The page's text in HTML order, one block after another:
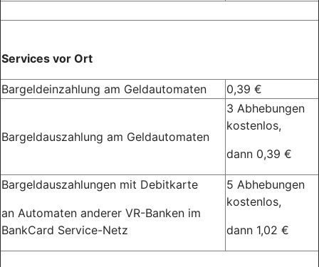
Services vor Ort
Bargeldeinzahlung am Geldautomaten 0,39 €
Bargeldauszahlung am Geldautomaten
3 Abhebungen
kostenlos,
dann 0,39 €
Bargeldauszahlungen mit Debitkarte
an Automaten anderer VR-Banken im
BankCard Service-Netz
5 Abhebungen
kostenlos,
dann 1,02 €